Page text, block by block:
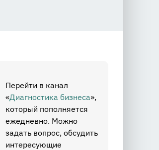
Перейти в канал
«Диагностика бизнеса»,
который пополняется
ежедневно. Можно
задать вопрос, обсудить
интересующие